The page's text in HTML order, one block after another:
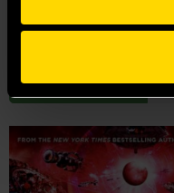
179 kr
Beställ